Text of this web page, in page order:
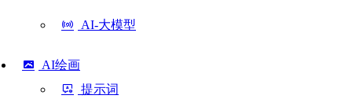
AI-大模型
AI绘画
提示词